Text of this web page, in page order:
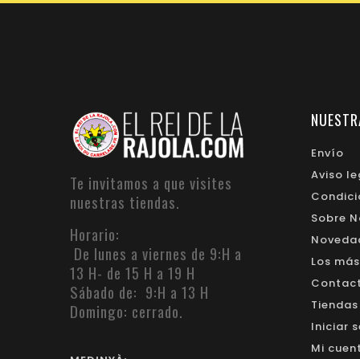
Te invitamos a que visites
nuestras tiendas.
Horario:
De lunes a viernes de 9:H a
13 H- de 15 H a 19 H
Sábado de: 9:H a 13 H
Domingo: cerrado.
Envío
Aviso
Sobre
Los
Tiendas
Iniciar
Mi